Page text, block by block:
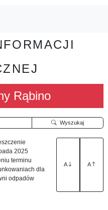
Rąbino
Wyszukaj
2025
terminu
dla
odpadów
A A